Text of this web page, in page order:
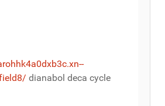
dianabol deca cycle